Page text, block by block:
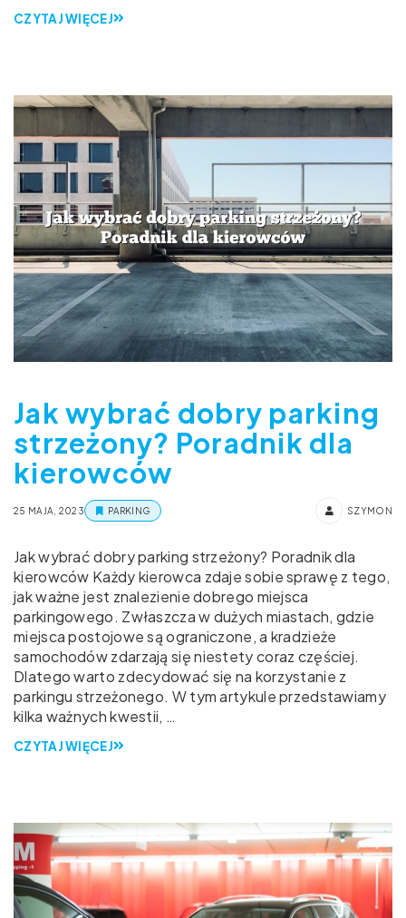
CZYTAJ WIĘCEJ
Jak wybrać dobry parking
strzeżony? Poradnik dla
kierowców
25 MAJA, 2023 PARKING SZYMON
Jak wybrać dobry parking strzeżony? Poradnik dla
kierowców Każdy kierowca zdaje sobie sprawę z tego,
jak ważne jest znalezienie dobrego miejsca
parkingowego. Zwłaszcza w dużych miastach, gdzie
miejsca postojowe są ograniczone, a kradzieże
samochodów zdarzają się niestety coraz częściej.
Dlatego warto zdecydować się na korzystanie z
parkingu strzeżonego. W tym artykule przedstawiamy
kilka ważnych kwestii, …
CZYTAJ WIĘCEJ